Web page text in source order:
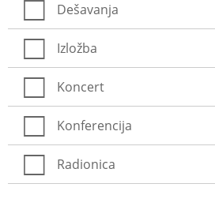
Dešavanja
Izložba
Koncert
Konferencija
Radionica